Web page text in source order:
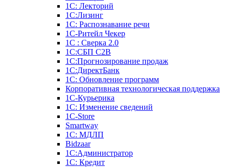
1С: Лекторий
1С:Лизинг
1С: Распознавание речи
1C-Ритейл Чекер
1С : Сверка 2.0
1С:СБП C2B
1С:Прогнозирование продаж
1С:ДиректБанк
1С: Обновление программ
Корпоративная технологическая поддержка
1С-Курьерика
1С: Изменение сведений
1C-Store
Smartway
1С: МДЛП
Bidzaar
1С:Администратор
1С: Кредит